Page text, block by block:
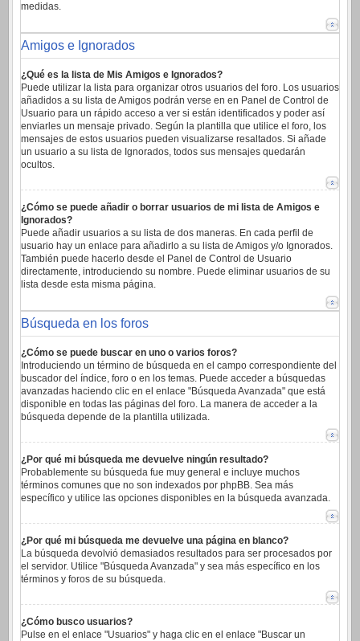
medidas.
Amigos e Ignorados
¿Qué es la lista de Mis Amigos e Ignorados?
Puede utilizar la lista para organizar otros usuarios del foro. Los usuarios
añadidos a su lista de Amigos podrán verse en en Panel de Control de
Usuario para un rápido acceso a ver si están identificados y poder así
enviarles un mensaje privado. Según la plantilla que utilice el foro, los
mensajes de estos usuarios pueden visualizarse resaltados. Si añade
un usuario a su lista de Ignorados, todos sus mensajes quedarán
ocultos.
¿Cómo se puede añadir o borrar usuarios de mi lista de Amigos e
Ignorados?
Puede añadir usuarios a su lista de dos maneras. En cada perfil de
usuario hay un enlace para añadirlo a su lista de Amigos y/o Ignorados.
También puede hacerlo desde el Panel de Control de Usuario
directamente, introduciendo su nombre. Puede eliminar usuarios de su
lista desde esta misma página.
Búsqueda en los foros
¿Cómo se puede buscar en uno o varios foros?
Introduciendo un término de búsqueda en el campo correspondiente del
buscador del índice, foro o en los temas. Puede acceder a búsquedas
avanzadas haciendo clic en el enlace "Búsqueda Avanzada" que está
disponible en todas las páginas del foro. La manera de acceder a la
búsqueda depende de la plantilla utilizada.
¿Por qué mi búsqueda me devuelve ningún resultado?
Probablemente su búsqueda fue muy general e incluye muchos
términos comunes que no son indexados por phpBB. Sea más
específico y utilice las opciones disponibles en la búsqueda avanzada.
¿Por qué mi búsqueda me devuelve una página en blanco?
La búsqueda devolvió demasiados resultados para ser procesados por
el servidor. Utilice "Búsqueda Avanzada" y sea más específico en los
términos y foros de su búsqueda.
¿Cómo busco usuarios?
Pulse en el enlace "Usuarios" y haga clic en el enlace "Buscar un